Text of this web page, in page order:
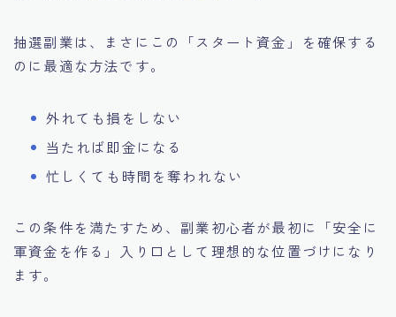
抽選副業は、まさにこの「スタート資金」を確保する
のに最適な方法です。
外れても損をしない
当たれば即金になる
忙しくても時間を奪われない
この条件を満たすため、副業初心者が最初に「安全に
軍資金を作る」入り口として理想的な位置づけになり
ます。